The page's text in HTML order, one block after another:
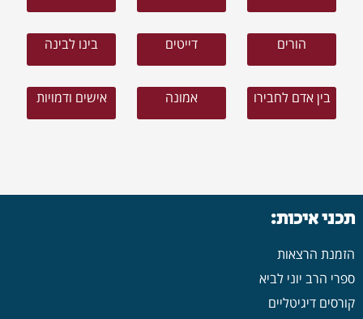
הורים דייטים בינו לבינה
בין אדם לחבירו אמונה אישים ודמויות
תכני איכות:
הזמנת הרצאות
ספרי הרב יוני לביא
קורסים דיגיטליים